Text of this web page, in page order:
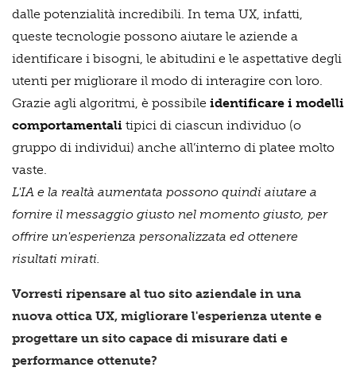
dalle potenzialità incredibili. In tema UX, infatti,
queste tecnologie possono aiutare le aziende a
identificare i bisogni, le abitudini e le aspettative degli
utenti per migliorare il modo di interagire con loro.
Grazie agli algoritmi, è possibile identificare i modelli
comportamentali tipici di ciascun individuo (o
gruppo di individui) anche all’interno di platee molto
vaste.
L'IA e la realtà aumentata possono quindi aiutare a
fornire il messaggio giusto nel momento giusto, per
offrire un'esperienza personalizzata ed ottenere
risultati mirati.
Vorresti ripensare al tuo sito aziendale in una
nuova ottica UX, migliorare l'esperienza utente e
progettare un sito capace di misurare dati e
performance ottenute?